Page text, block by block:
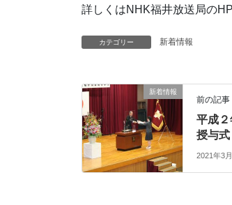
詳しくはNHK福井放送局
カテゴリー 新着情報
新着情報
前の記事
平成
授与式
2021年3